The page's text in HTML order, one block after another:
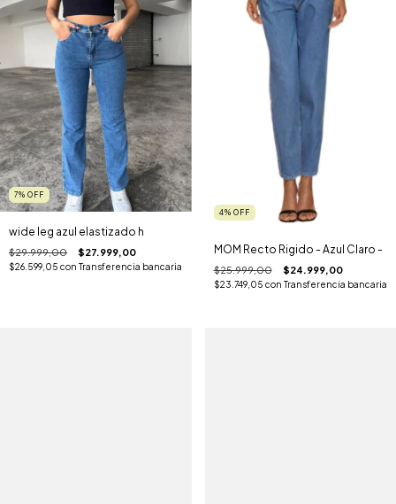
7% OFF
wide leg azul elastizado h
$29.999,00 $27.999,00
$26.599,05 con Transferencia bancaria
4% OFF
MOM Recto Rigido - Azul Claro -
$25.999,00 $24.999,00
$23.749,05 con Transferencia bancaria